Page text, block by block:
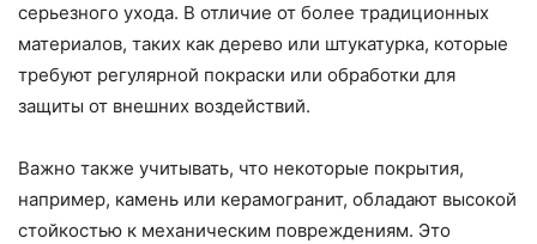
серьезного ухода. В отличие от более традиционных
материалов, таких как дерево или штукатурка, которые
требуют регулярной покраски или обработки для
защиты от внешних воздействий.
Важно также учитывать, что некоторые покрытия,
например, камень или керамогранит, обладают высокой
стойкостью к механическим повреждениям. Это